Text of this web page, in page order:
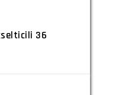
36